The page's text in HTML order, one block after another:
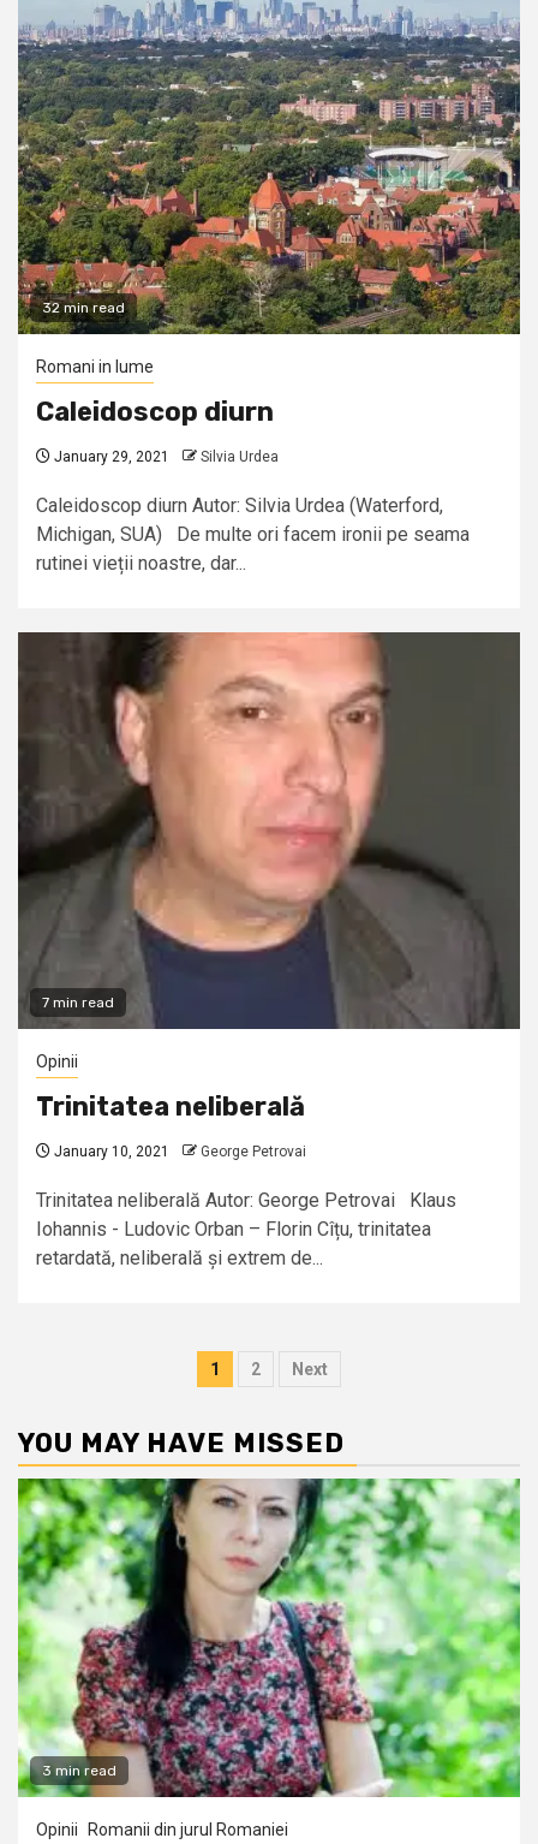
32 min read
Romani in lume
Caleidoscop diurn
January 29, 2021 Silvia Urdea
Caleidoscop diurn Autor: Silvia Urdea (Waterford,
Michigan, SUA) De multe ori facem ironii pe seama
rutinei vieții noastre, dar...
7 min read
Opinii
Trinitatea neliberală
January 10, 2021 George Petrovai
Trinitatea neliberală Autor: George Petrovai Klaus
Iohannis - Ludovic Orban – Florin Cîțu, trinitatea
retardată, neliberală și extrem de...
Posts
1 2 Next
YOU MAY HAVE MISSED
3 min read
Opinii Romanii din jurul Romaniei